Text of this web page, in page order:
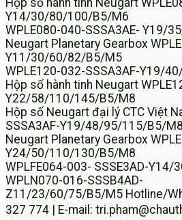
Y14/30/80/100/B5/M6
WPLE080-040-SSSA3AE- Y19/
Neugart Planetary Gearbox
Y11/30/60/82/B5/M5
WPLE120-032-SSSA3AF-Y19/
Hộp số hành tinh Neugart
Y22/58/110/145/B5/M8
Hộp số Neugart đại lý CTC Việt
SSSA3AF-Y19/48/95/115/B5/M8
Neugart Planetary Gearbox
Y24/50/110/130/B5/M8
WPLFE064-003- SSSE3AD-
WPLN070-016-SSSB4AD-
Z11/23/60/75/B5/M5 Hotline/
327 774 | E-mail: